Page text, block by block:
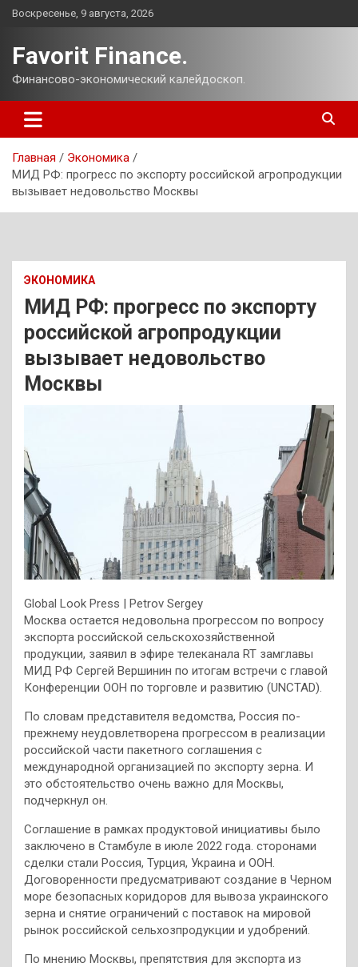
Перейти
Воскресенье, 9 августа, 2026
Favorit Finance.
Финансово-экономический калейдоскоп.
Главная
Экономика
МИД РФ: прогресс по экспорту российской агропродукции
вызывает недовольство Москвы
ЭКОНОМИКА
МИД РФ: прогресс по экспорту
российской агропродукции
вызывает недовольство
Москвы
Global Look Press | Petrov Sergey
Москва остается недовольна прогрессом по вопросу
экспорта российской сельскохозяйственной
продукции, заявил в эфире телеканала RT замглавы
МИД РФ Сергей Вершинин по итогам встречи с главой
Конференции ООН по торговле и развитию (UNCTAD).
По словам представителя ведомства, Россия по-
прежнему неудовлетворена прогрессом в реализации
российской части пакетного соглашения с
международной организацией по экспорту зерна. И
это обстоятельство очень важно для Москвы,
подчеркнул он.
Соглашение в рамках продуктовой инициативы было
заключено в Стамбуле в июле 2022 года. сторонами
сделки стали Россия, Турция, Украина и ООН.
Договоренности предусматривают создание в Черном
море безопасных коридоров для вывоза украинского
зерна и снятие ограничений с поставок на мировой
рынок российской сельхозпродукции и удобрений.
По мнению Москвы, препятствия для экспорта из